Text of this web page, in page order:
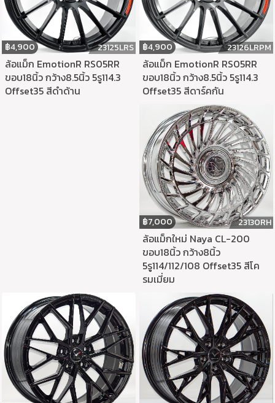
฿4,900 23125LRS
ล้อแม็ก EmotionR RS05RR
ขอบ18นิ้ว กว้าง8.5นิ้ว 5รู114.3
Offset35 สีดำด้าน
฿4,900 23126LRPM
ล้อแม็ก EmotionR RS05RR
ขอบ18นิ้ว กว้าง8.5นิ้ว 5รู114.3
Offset35 สีดาร์คกัน
฿7,000 23130RH
ล้อแม็กใหม่ Naya CL-200
ขอบ18นิ้ว กว้าง8นิ้ว
5รู114/112/108 Offset35 สีโค
รมเมี่ยม